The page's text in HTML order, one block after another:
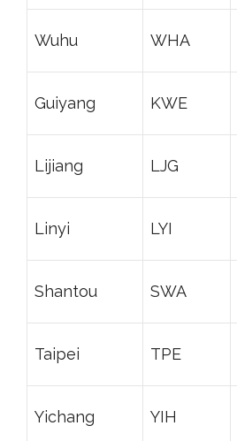
Wuhu WHA
Guiyang KWE
Lijiang LJG
Linyi LYI
Shantou SWA
Taipei TPE
Yichang YIH